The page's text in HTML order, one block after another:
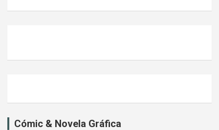
Cómic & Novela Gráfica